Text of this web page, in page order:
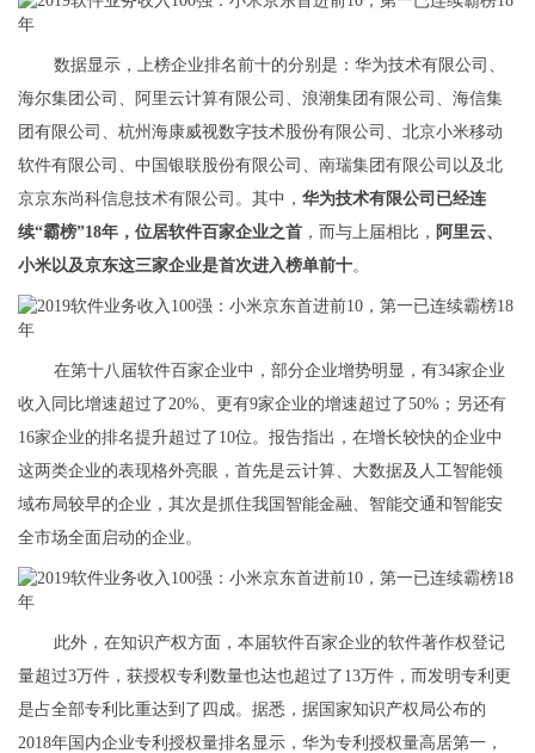
数据显示，上榜企业排名前十的分别是：华为技术有限公司、
海尔集团公司、阿里云计算有限公司、浪潮集团有限公司、海信集
团有限公司、杭州海康威视数字技术股份有限公司、北京小米移动
软件有限公司、中国银联股份有限公司、南瑞集团有限公司以及北
京京东尚科信息技术有限公司。其中， 华为技术有限公司已经连
续“霸榜”18年，位居软件百家企业之首 ，而与上届相比， 阿里云、
小米以及京东这三家企业是首次进入榜单前十。
在第十八届软件百家企业中，部分企业增势明显，有34家企业
收入同比增速超过了20%、更有9家企业的增速超过了50%；另还有
16家企业的排名提升超过了10位。报告指出，在增长较快的企业中
这两类企业的表现格外亮眼，首先是云计算、大数据及人工智能领
域布局较早的企业，其次是抓住我国智能金融、智能交通和智能安
全市场全面启动的企业。
此外，在知识产权方面，本届软件百家企业的软件著作权登记
量超过3万件，获授权专利数量也达也超过了13万件，而发明专利更
是占全部专利比重达到了四成。据悉，据国家知识产权局公布的
2018年国内企业专利授权量排名显示，华为专利授权量高居第一，